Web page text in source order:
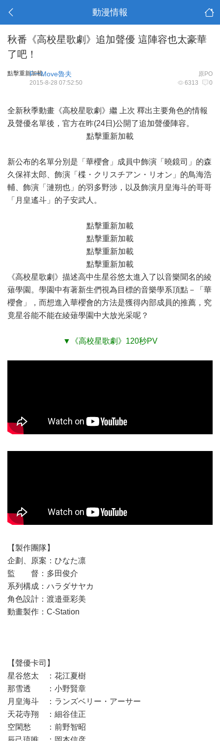
動漫情報
秋番《高校星歌劇》追加聲優 這陣容也太豪華
了吧！
點擊重新加載 原PO
F一Move魯夫
6313 0
2015-8-28 07:52:50
全新秋季動畫《高校星歌劇》繼 上次 釋出主要角色的情報
及聲優名單後，官方在昨(24日)公開了追加聲優陣容。
點擊重新加載
新公布的名單分別是「華櫻會」成員中飾演「曉鏡司」的森
久保祥太郎、飾演「楪・クリスチアン・リオン」的鳥海浩
輔、飾演「漣朔也」的羽多野涉，以及飾演月皇海斗的哥哥
「月皇遙斗」的子安武人。
點擊重新加載
點擊重新加載
點擊重新加載
點擊重新加載
《高校星歌劇》描述高中生星谷悠太進入了以音樂聞名的綾
薙學園。學園中有著新生們視為目標的音樂學系頂點－「華
櫻會」，而想進入華櫻會的方法是獲得內部成員的推薦，究
竟星谷能不能在綾薙學園中大放光采呢？
▼《高校星歌劇》120秒PV
【製作團隊】
企劃、原案：ひなた凛
監 督：多田俊介
系列構成：ハラダサヤカ
角色設計：渡邉亜彩美
動畫製作：C-Station
【聲優卡司】
星谷悠太 ：花江夏樹
那雪透 ：小野賢章
月皇海斗 ：ランズベリー・アーサー
天花寺翔 ：細谷佳正
空閑愁 ：前野智昭